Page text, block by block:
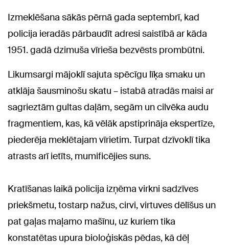
Izmeklēšana sākās pērnā gada septembrī, kad
policija ieradās pārbaudīt adresi saistībā ar kāda
1951. gadā dzimuša vīrieša bezvēsts prombūtni.
Likumsargi mājoklī sajuta spēcīgu līķa smaku un
atklāja šausminošu skatu – istabā atradās maisi ar
sagrieztām gultas daļām, segām un cilvēka audu
fragmentiem, kas, kā vēlāk apstiprināja ekspertīze,
piederēja meklētajam vīrietim. Turpat dzīvoklī tika
atrasts arī ietīts, mumificējies suns.
Kratīšanas laikā policija izņēma virkni sadzīves
priekšmetu, tostarp nažus, cirvi, virtuves dēlīšus un
pat gaļas maļamo mašīnu, uz kuriem tika
konstatētas upura bioloģiskās pēdas, kā dēļ